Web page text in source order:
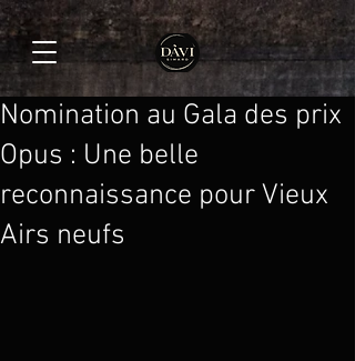
Nomination au Gala des prix
Opus : Une belle
reconnaissance pour Vieux
Airs neufs